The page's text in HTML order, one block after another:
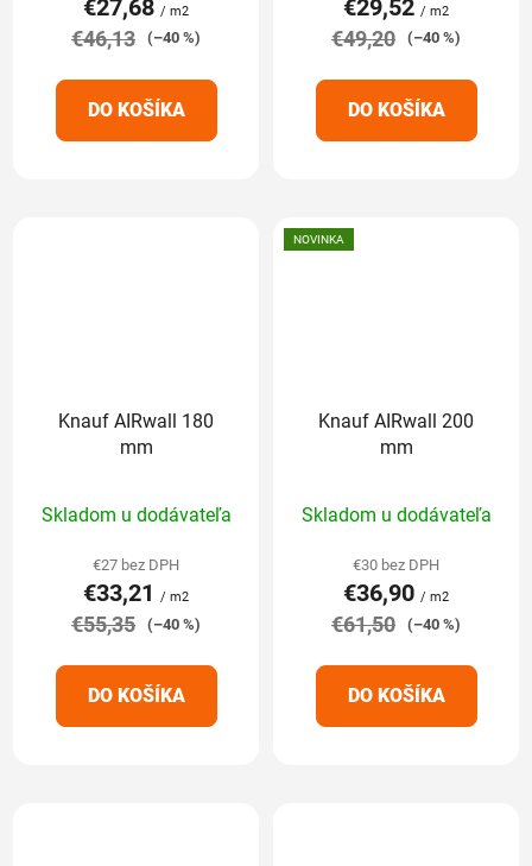
je
5,0
5
hviezdičiek.
€27,68 / m2
€46,13 (–40 %)
DO KOŠÍKA
je
5,0
5
hviezdičiek.
€29,52 / m2
€49,20 (–40 %)
DO KOŠÍKA
Knauf AIRwall 180
mm
hodnotenie
produktu
je
5,0
5
hviezdičiek.
Skladom u dodávateľa
€27 bez DPH
€33,21 / m2
€55,35 (–40 %)
DO KOŠÍKA
NOVINKA
Knauf AIRwall 200
mm
hodnotenie
produktu
je
5,0
5
hviezdičiek.
Skladom u dodávateľa
€30 bez DPH
€36,90 / m2
€61,50 (–40 %)
DO KOŠÍKA